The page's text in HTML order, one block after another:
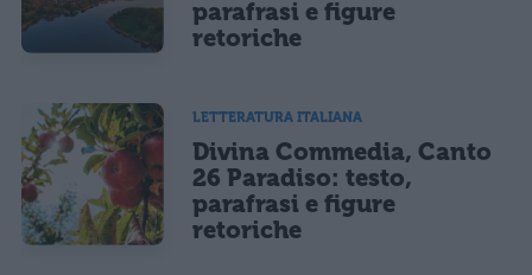
parafrasi e figure
retoriche
LETTERATURA ITALIANA
Divina Commedia, Canto
26 Paradiso: testo,
parafrasi e figure
retoriche